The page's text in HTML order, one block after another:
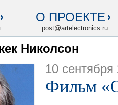
О ПРОЕКТЕ
post@artelectronics.ru
Николсон
10 сентября
Фильм